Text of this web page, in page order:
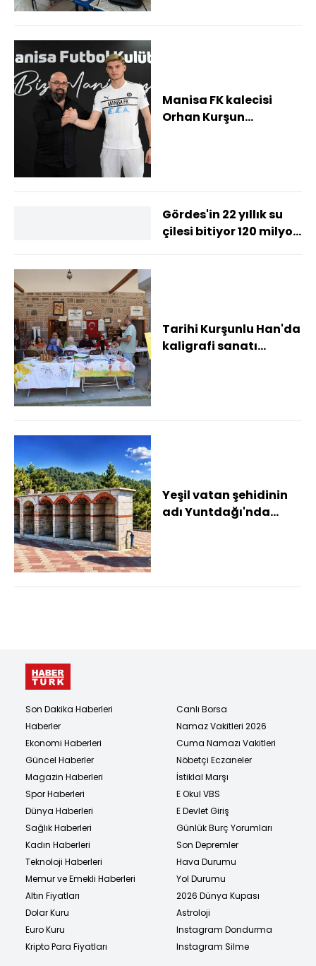
Manisa FK kalecisi
Orhan Kurşun
Gördes'in 22 yıllık su
çilesi bitiyor 120 milyon
Tarihi Kurşunlu Han'da
kaligrafi sanatı
Yeşil vatan şehidinin
adı Yuntdağı'nda
Son Dakika Haberleri
Haberler
Ekonomi Haberleri
Güncel Haberler
Magazin Haberleri
Spor Haberleri
Dünya Haberleri
Sağlık Haberleri
Kadın Haberleri
Teknoloji Haberleri
Memur ve Emekli Haberleri
Altın Fiyatları
Dolar Kuru
Euro Kuru
Kripto Para Fiyatları
Canlı Borsa
Namaz Vakitleri 2026
Cuma Namazı Vakitleri
Nöbetçi Eczaneler
İstiklal Marşı
E Okul VBS
E Devlet Giriş
Günlük Burç Yorumları
Son Depremler
Hava Durumu
Yol Durumu
2026 Dünya Kupası
Astroloji
Instagram Dondurma
Instagram Silme